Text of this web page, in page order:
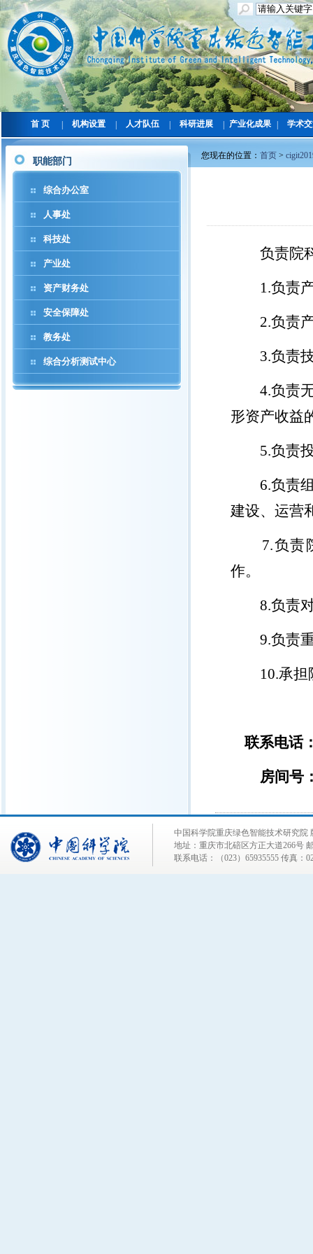
首 页 机构设置 人才队伍 科研进展 产业化成果 学术
职能部门
综合办公室
人事处
科技处
产业处
资产财务处
安全保障处
教务处
综合分析测试中心
您现在的位置： 首页 >
负责院
1.负责
2.负责
3.负责
4.负责
形资产收益
5.负责
6.负责
建设、运营
7.负责
作。
8.负责
9.负责
10.承担
联系电话
房间号
中国科学院重庆绿色智能技术研究院
地址：重庆市北碚区方正大道266号
联系电话：（023）65935555 传真：